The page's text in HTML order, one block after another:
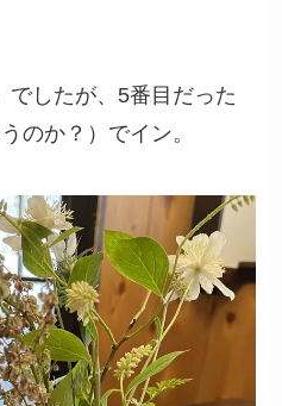
でしたが、5番目だった
のか？）でイン。